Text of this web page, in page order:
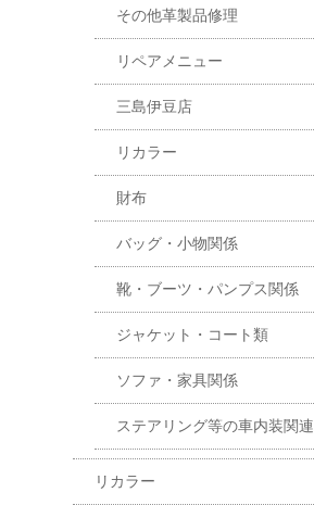
その他革製品修理
リペアメニュー
三島伊豆店
リカラー
財布
バッグ・小物関係
靴・ブーツ・パンプス関係
ジャケット・コート類
ソファ・家具関係
ステアリング等の車内装関連
リカラー